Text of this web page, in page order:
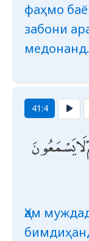
фаҳмо
забони
медонанд.
41:4
يَسْمَعُونَ
Ҳам